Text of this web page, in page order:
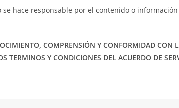
hace responsable por el contenido o
COMPRENSIÓN Y CONFORMIDAD CON
TERMINOS Y CONDICIONES DEL ACUERDO DE